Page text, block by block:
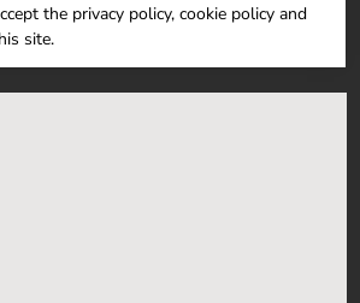
the privacy policy, cookie policy and
site.